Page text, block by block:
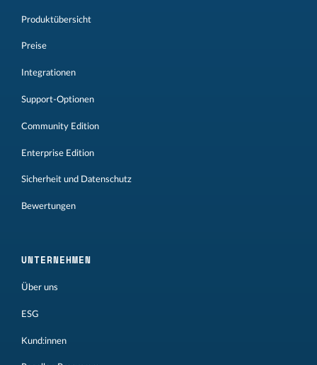
Produktübersicht
Preise
Integrationen
Support-Optionen
Community Edition
Enterprise Edition
Sicherheit und Datenschutz
Bewertungen
UNTERNEHMEN
Über uns
ESG
Kund:innen